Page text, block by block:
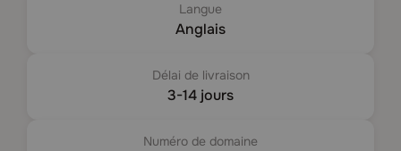
Langue
Anglais
Délai de livraison
3-14 jours
Numéro de domaine